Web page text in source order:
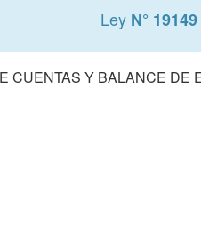
Ley N° 19149
CUENTAS Y BALANCE